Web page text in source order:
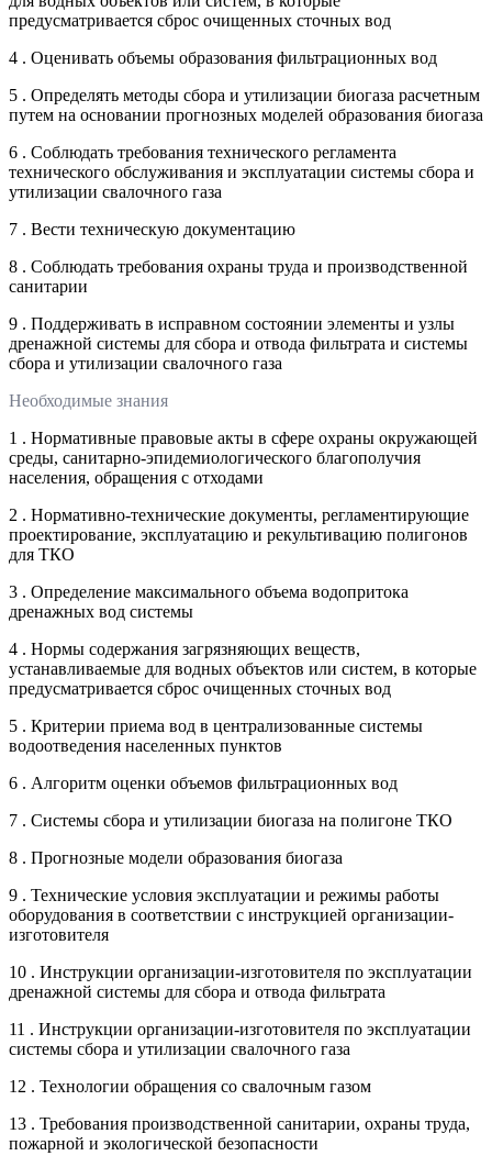
предусматривается сброс очищенных сточных вод
4 . Оценивать объемы образования фильтрационных вод
5 . Определять методы сбора и утилизации биогаза расчетным
путем на основании прогнозных моделей образования биогаза
6 . Соблюдать требования технического регламента
технического обслуживания и эксплуатации системы сбора и
утилизации свалочного газа
7 . Вести техническую документацию
8 . Соблюдать требования охраны труда и производственной
санитарии
9 . Поддерживать в исправном состоянии элементы и узлы
дренажной системы для сбора и отвода фильтрата и системы
сбора и утилизации свалочного газа
Необходимые знания
1 . Нормативные правовые акты в сфере охраны окружающей
среды, санитарно-эпидемиологического благополучия
населения, обращения с отходами
2 . Нормативно-технические документы, регламентирующие
проектирование, эксплуатацию и рекультивацию полигонов
для ТКО
3 . Определение максимального объема водопритока
дренажных вод системы
4 . Нормы содержания загрязняющих веществ,
устанавливаемые для водных объектов или систем, в которые
предусматривается сброс очищенных сточных вод
5 . Критерии приема вод в централизованные системы
водоотведения населенных пунктов
6 . Алгоритм оценки объемов фильтрационных вод
7 . Системы сбора и утилизации биогаза на полигоне ТКО
8 . Прогнозные модели образования биогаза
9 . Технические условия эксплуатации и режимы работы
оборудования в соответствии с инструкцией организации-
изготовителя
10 . Инструкции организации-изготовителя по эксплуатации
дренажной системы для сбора и отвода фильтрата
11 . Инструкции организации-изготовителя по эксплуатации
системы сбора и утилизации свалочного газа
12 . Технологии обращения со свалочным газом
13 . Требования производственной санитарии, охраны труда,
пожарной и экологической безопасности